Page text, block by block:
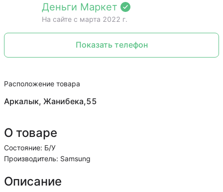
Деньги Маркет
На сайте c марта 2022 г.
Показать телефон
Расположение товара
Аркалык, Жанибека,55
О товаре
Состояние: Б/У
Производитель: Samsung
Описание